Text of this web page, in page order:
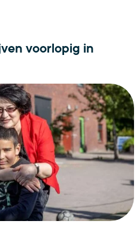
voorlopig in